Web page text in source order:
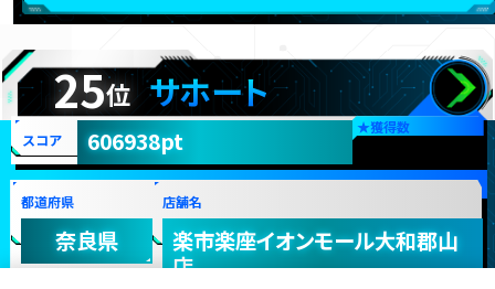
25位 サホート
★獲得数
スコア 606938pt
都道府県
奈良県
店舗名
楽市楽座イオンモール大和郡山
店